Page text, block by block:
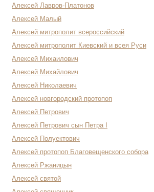
Алексей Лавров-Платонов
Алексей Малый
Алексей митрополит всероссийский
Алексей митрополит Киевский и всея Руси
Алексей Михаилович
Алексей Михайлович
Алексей Николаевич
Алексей новгородский протопоп
Алексей Петрович
Алексей Петрович сын Петра I
Алексей Полуектович
Алексей протопоп Благовещенского собора
Алексей Ржаницын
Алексей святой